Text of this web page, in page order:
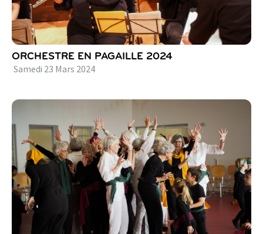
ORCHESTRE EN PAGAILLE 2024
Samedi 23 Mars 2024